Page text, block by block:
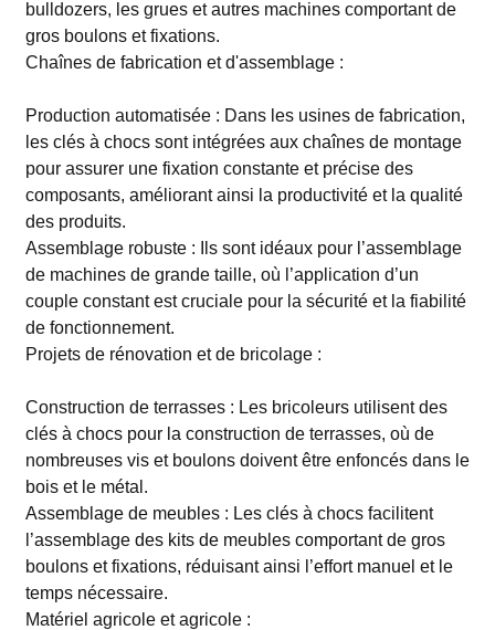
bulldozers, les grues et autres machines comportant de
gros boulons et fixations.
Chaînes de fabrication et d'assemblage :
Production automatisée : Dans les usines de fabrication,
les clés à chocs sont intégrées aux chaînes de montage
pour assurer une fixation constante et précise des
composants, améliorant ainsi la productivité et la qualité
des produits.
Assemblage robuste : Ils sont idéaux pour l’assemblage
de machines de grande taille, où l’application d’un
couple constant est cruciale pour la sécurité et la fiabilité
de fonctionnement.
Projets de rénovation et de bricolage :
Construction de terrasses : Les bricoleurs utilisent des
clés à chocs pour la construction de terrasses, où de
nombreuses vis et boulons doivent être enfoncés dans le
bois et le métal.
Assemblage de meubles : Les clés à chocs facilitent
l’assemblage des kits de meubles comportant de gros
boulons et fixations, réduisant ainsi l’effort manuel et le
temps nécessaire.
Matériel agricole et agricole :